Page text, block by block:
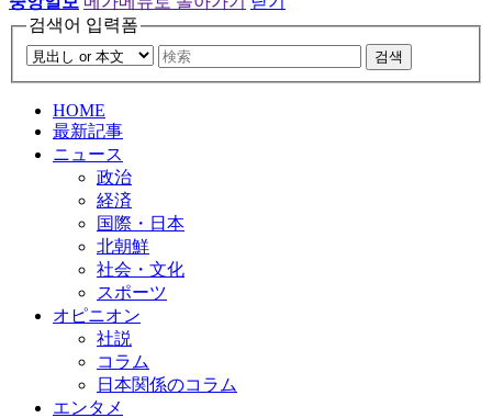
검색어 입력폼
검색
HOME
最新記事
ニュース
政治
経済
国際・日本
北朝鮮
社会・文化
スポーツ
オピニオン
社説
コラム
日本関係のコラム
エンタメ